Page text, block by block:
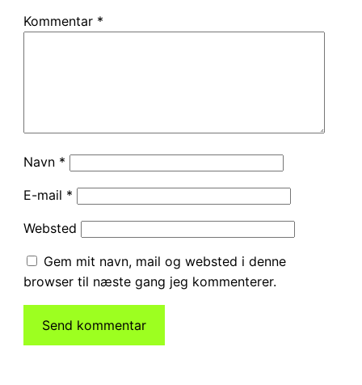
Kommentar *
Navn *
E-mail *
Websted
Gem mit navn, mail og websted i denne
browser til næste gang jeg kommenterer.